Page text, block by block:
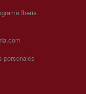
Iberia
personales